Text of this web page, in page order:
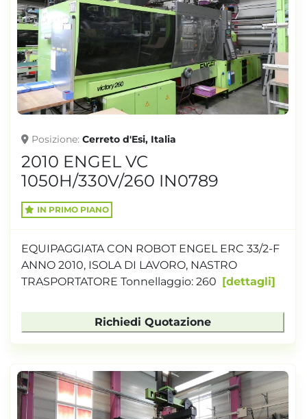
Posizione Cerreto d'Esi, Italia
2010 ENGEL VC
1050H/330V/260 IN0789
IN PRIMO PIANO
EQUIPAGGIATA CON ROBOT ENGEL ERC 33/2-F
ANNO 2010, ISOLA DI LAVORO, NASTRO
TRASPORTATORE Tonnellaggio: 260
dettagli
Richiedi Quotazione